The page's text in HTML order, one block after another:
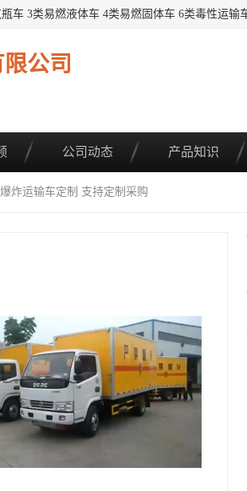
公司
公司动态 产品知识
炸运输车定制 支持定制采购